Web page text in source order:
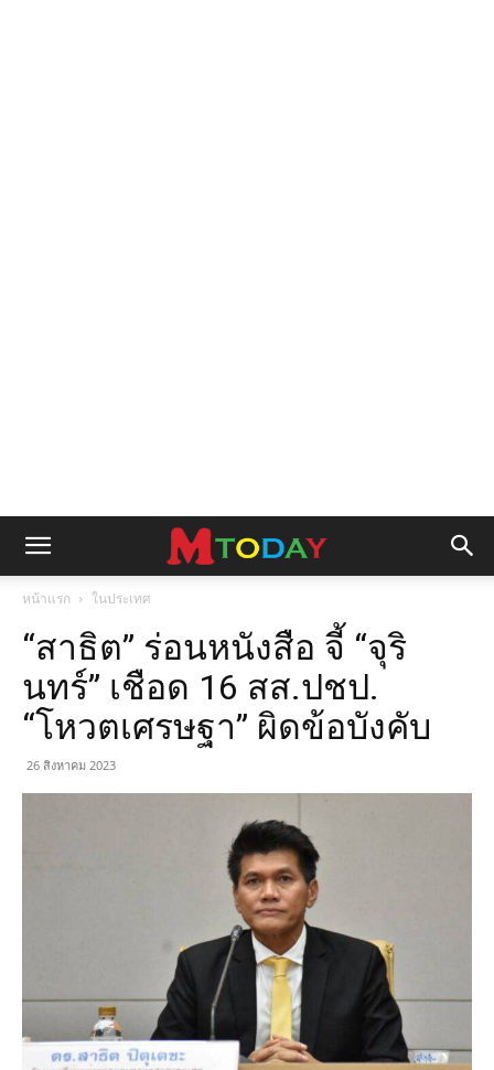
หน้าแรก ในประเทศ
“สาธิต” ร่อนหนังสือ จี้ “จุริ
นทร์” เชือด 16 สส.ปชป.
“โหวตเศรษฐา” ผิดข้อบังคับ
26 สิงหาคม 2023